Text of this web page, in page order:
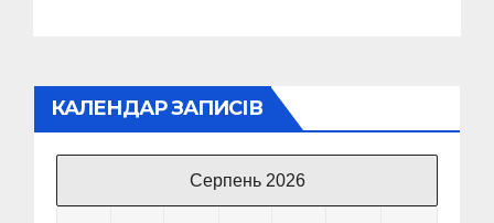
КАЛЕНДАР ЗАПИСІВ
Серпень 2026